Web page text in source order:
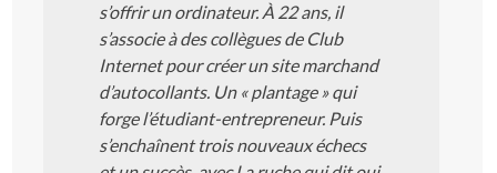
s’offrir un ordinateur. À 22 ans, il
s’associe à des collègues de Club
Internet pour créer un site marchand
d’autocollants. Un « plantage » qui
forge l’étudiant-entrepreneur. Puis
s’enchaînent trois nouveaux échecs